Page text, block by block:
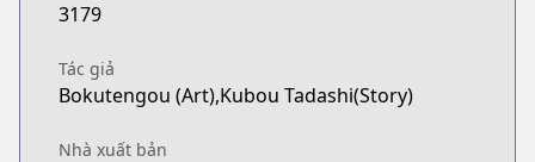
3179
Tác giả
Bokutengou (Art),Kubou Tadashi(Story)
Nhà xuất bản